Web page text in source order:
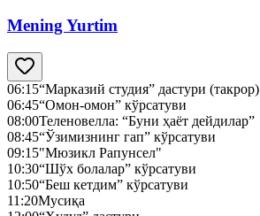
Mening Yurtim
06:15“Марказий студия” дастури (такрор)
06:45“Омон-омон” кўрсатуви
08:00Теленовелла: “Буни ҳаёт дейдилар”
08:45“Ўзимизнинг гап” кўрсатуви
09:15"Мюзикл Рапунсел"
10:30“Шўх болалар” кўрсатуви
10:50“Беш кетдим” кўрсатуви
11:20Мусиқа